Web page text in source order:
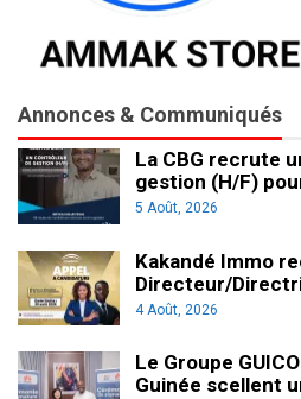
Annonces & Communiqués
La CBG recrute
gestion (H/F)
5 Août, 2026
Kakandé Immo
Directeur/
4 Août, 2026
Le Groupe
Guinée scellent